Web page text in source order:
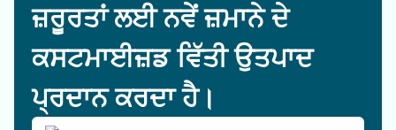
ਜ਼ਰੂਰਤਾਂ ਲਈ ਨਵੇਂ ਜ਼ਮਾਨੇ ਦੇ
ਕਸਟਮਾਈਜ਼ਡ ਵਿੱਤੀ ਉਤਪਾਦ
ਪ੍ਰਦਾਨ ਕਰਦਾ ਹੈ।